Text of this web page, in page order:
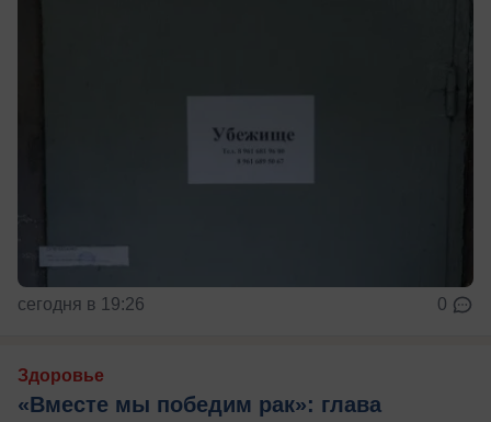
сегодня в 19:26 0
Здоровье
«Вместе мы победим рак»: глава